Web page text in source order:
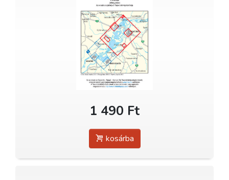
1 490 Ft
kosárba